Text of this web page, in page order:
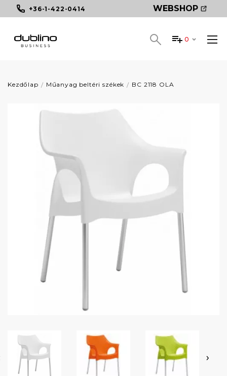
+36-1-422-0414 WEBSHOP
0
Kezdőlap Műanyag beltéri székek BC 2118 OLA
›